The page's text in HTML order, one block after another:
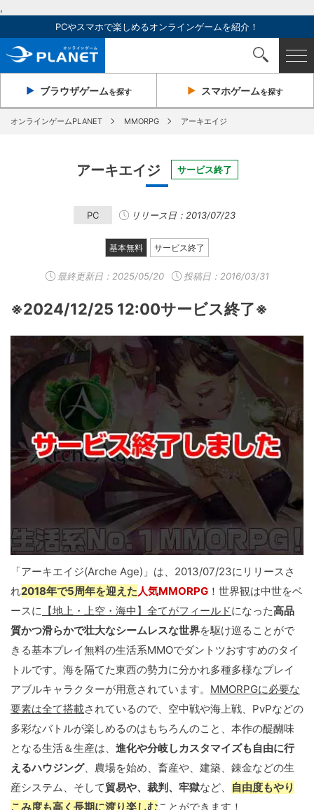
,
PCやスマホで楽しめるオンラインゲームを紹介！
ブラウザゲームを探す スマホゲームを探す
オンラインゲームPLANET MMORPG アーキエイジ
アーキエイジ サービス終了
PC リリース日：2013/07/23
基本無料 サービス終了
最終更新日： 2025/05/20 投稿日：2016/03/31
※2024/12/25 12:00サービス終了※
「アーキエイジ(Arche Age)」は、2013/07/23にリリースさ
れ2018年で5周年を迎えた人気MMORPG ！世界観は中世をベ
ースに 【地上・上空・海中】全てがフィールドになった高品
質かつ滑らかで壮大なシームレスな世界を駆け巡ることがで
きる基本プレイ無料の生活系MMOでダントツおすすめのタイ
トルです。海を隔てた東西の勢力に分かれ多種多様なプレイ
アブルキャラクターが用意されています。 MMORPGに必要な
要素は全て搭載されているので、空中戦や海上戦、PvPなどの
多彩なバトルが楽しめるのはもちろんのこと、本作の醍醐味
となる生活＆生産は、 進化や分岐しカスタマイズも自由に行
えるハウジング、農場を始め、畜産や、建築、錬金などの生
産システム、そして貿易や、裁判、牢獄など、
自由度もやり
こみ度も高く長期に渡り楽しむことができます！